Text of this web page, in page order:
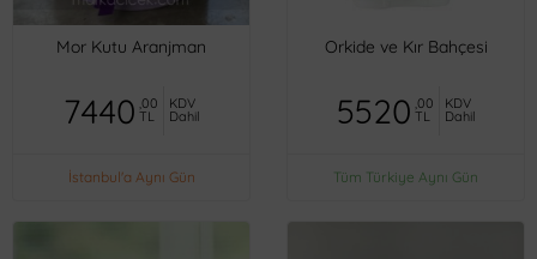
Mor Kutu Aranjman
7440 ,00
TL
KDV
Dahil
İstanbul'a Aynı Gün
Orkide ve Kır Bahçesi
5520 ,00
TL
KDV
Dahil
Tüm Türkiye Aynı Gün